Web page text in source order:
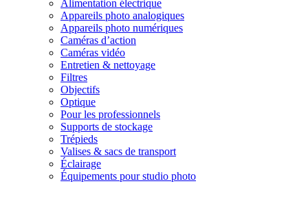
Alimentation électrique
Appareils photo analogiques
Appareils photo numériques
Caméras d’action
Caméras vidéo
Entretien & nettoyage
Filtres
Objectifs
Optique
Pour les professionnels
Supports de stockage
Trépieds
Valises & sacs de transport
Éclairage
Équipements pour studio photo